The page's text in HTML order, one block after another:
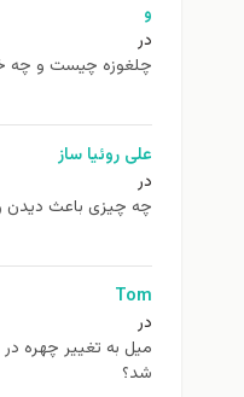
و
در
چلغوزه چیست و چه
علی روئیا ساز
در
چه چیزی باعث
Tom
در
ميل به تغيير چهره
شد؟